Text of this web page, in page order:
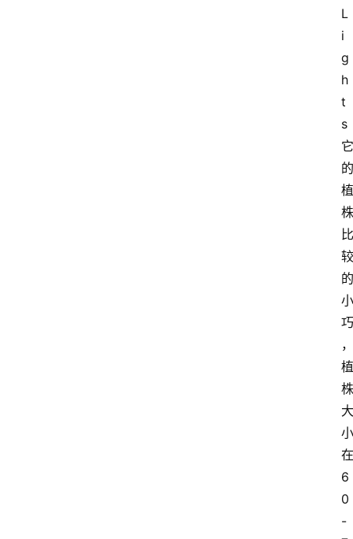
L
i
g
h
t
s
它
的
植
株
比
较
的
小
巧
，
植
株
大
小
在
6
0
-